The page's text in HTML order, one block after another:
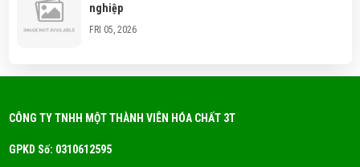
nghiệp
FRI 05, 2026
FRI 05, 2026
Xu Hướng Dung Môi Thân Thiện Môi Trường - Eco
CÔNG TY TNHH MỘT THÀNH VIÊN HÓA CHẤT 3T
GPKD Số: 0310612595